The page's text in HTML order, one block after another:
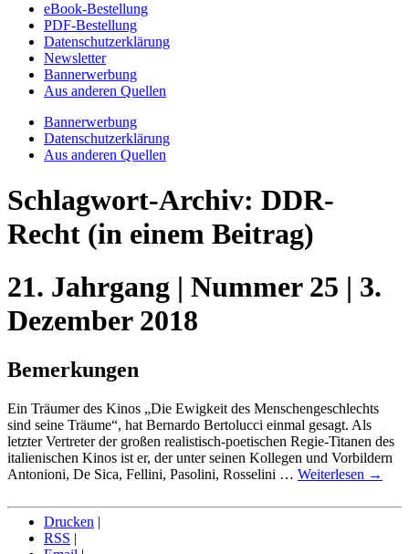
eBook-Bestellung
PDF-Bestellung
Datenschutzerklärung
Newsletter
Bannerwerbung
Aus anderen Quellen
Bannerwerbung
Datenschutzerklärung
Aus anderen Quellen
Schlagwort-Archiv: DDR-
Recht (in einem Beitrag)
21. Jahrgang | Nummer 25 | 3.
Dezember 2018
Bemerkungen
Ein Träumer des Kinos „Die Ewigkeit des Menschengeschlechts
sind seine Träume“, hat Bernardo Bertolucci einmal gesagt. Als
letzter Vertreter der großen realistisch-poetischen Regie-Titanen des
italienischen Kinos ist er, der unter seinen Kollegen und Vorbildern
Antonioni, De Sica, Fellini, Pasolini, Rosselini … Weiterlesen →
Drucken |
RSS |